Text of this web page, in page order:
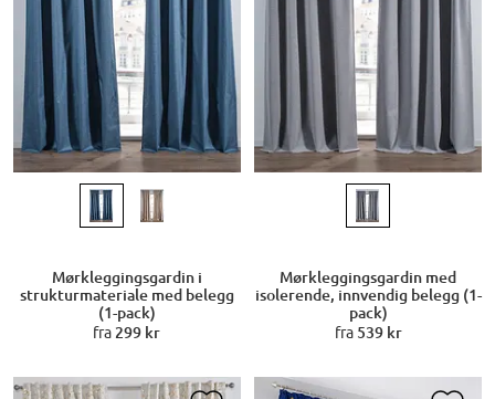
Mørkleggingsgardin i
strukturmateriale med belegg
(1-pack)
fra299 kr
Mørkleggingsgardin med
isolerende, innvendig belegg (1-
pack)
fra 539 kr